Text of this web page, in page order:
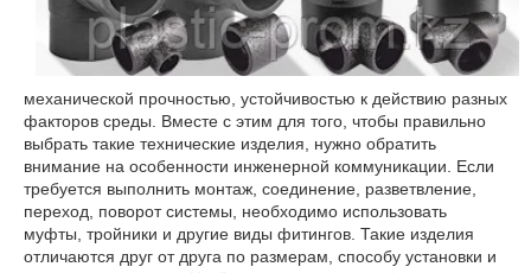
механической прочностью, устойчивостью к действию разных
факторов среды. Вместе с этим для того, чтобы правильно
выбрать такие технические изделия, нужно обратить
внимание на особенности инженерной коммуникации. Если
требуется выполнить монтаж, соединение, разветвление,
переход, поворот системы, необходимо использовать
муфты, тройники и другие виды фитингов. Такие изделия
отличаются друг от друга по размерам, способу установки и